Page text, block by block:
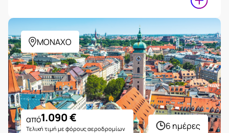
ΜΟΝΑΧΟ
6 ημέρες
από1.090€
Τελική τιμή με φόρους αεροδρομίων